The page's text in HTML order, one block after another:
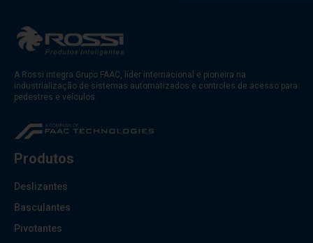
A Rossi integra Grupo FAAC, líder internacional e pioneira na
industrialização de sistemas automatizados e controles de acesso para
pedestres e veículos.
Produtos
Deslizantes
Basculantes
Pivotantes